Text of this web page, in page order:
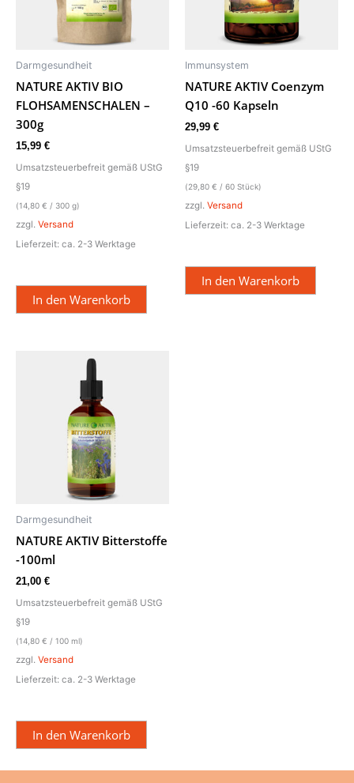
Darmgesundheit
NATURE AKTIV BIO
FLOHSAMENSCHALEN –
300g
15,99 €
Umsatzsteuerbefreit gemäß UStG
§19
(14,80 € / 300 g)
zzgl. Versand
Lieferzeit: ca. 2-3 Werktage
In den Warenkorb
Immunsystem
NATURE AKTIV Coenzym
Q10 -60 Kapseln
29,99 €
Umsatzsteuerbefreit gemäß UStG
§19
(29,80 € / 60 Stück)
zzgl. Versand
Lieferzeit: ca. 2-3 Werktage
In den Warenkorb
Darmgesundheit
NATURE AKTIV Bitterstoffe
-100ml
21,00 €
Umsatzsteuerbefreit gemäß UStG
§19
(14,80 € / 100 ml)
zzgl. Versand
Lieferzeit: ca. 2-3 Werktage
In den Warenkorb